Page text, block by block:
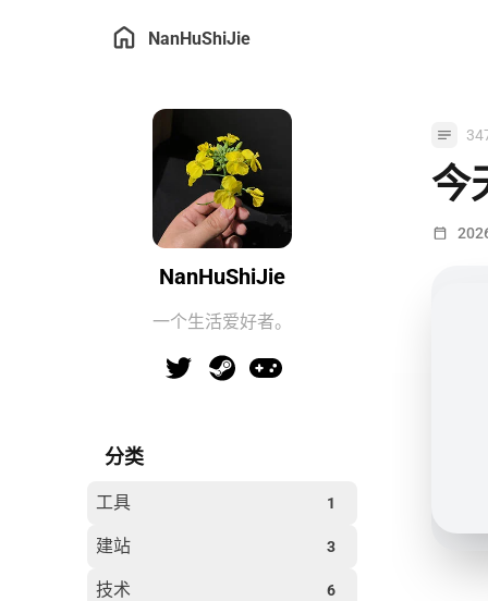
NanHuShiJie
NanHuShiJie
一个生活爱好者。
分类
工具 1
建站 3
技术 6
今